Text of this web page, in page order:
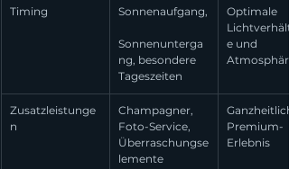
Timing Sonnenaufgang,
Sonnenunterga
ng, besondere
Tageszeiten
Optimale
e und
Atmosphäre
Zusatzleistunge
n
Champagner,
Foto-Service,
Überraschungse
lemente
Premium-
Erlebnis